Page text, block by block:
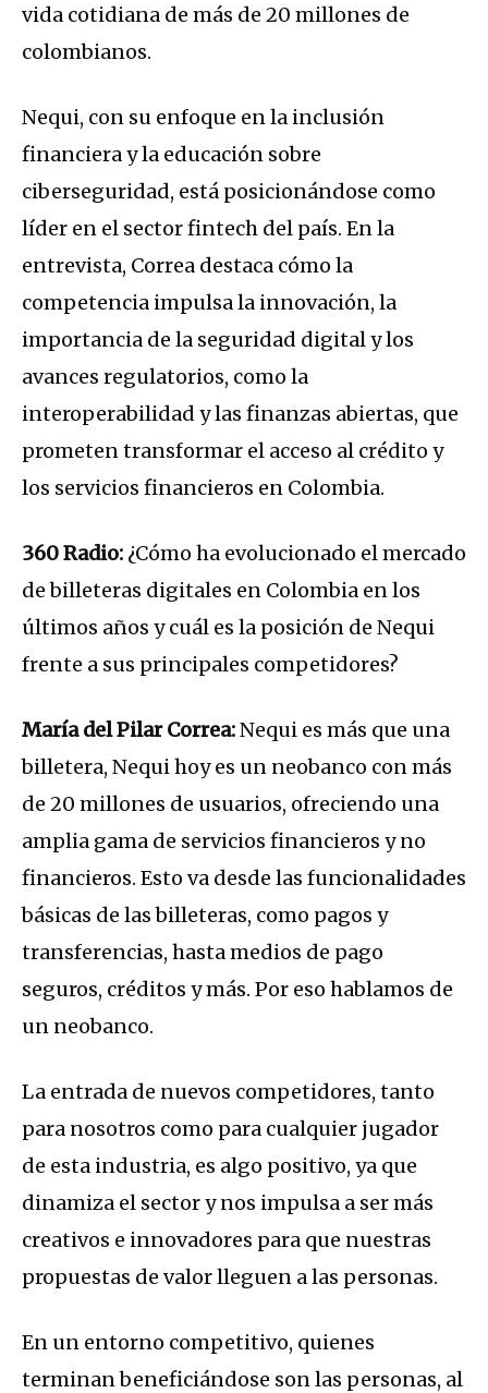
vida cotidiana de más de 20 millones de
colombianos.
Nequi, con su enfoque en la inclusión
financiera y la educación sobre
ciberseguridad, está posicionándose como
líder en el sector fintech del país. En la
entrevista, Correa destaca cómo la
competencia impulsa la innovación, la
importancia de la seguridad digital y los
avances regulatorios, como la
interoperabilidad y las finanzas abiertas, que
prometen transformar el acceso al crédito y
los servicios financieros en Colombia.
360 Radio: ¿Cómo ha evolucionado el mercado
de billeteras digitales en Colombia en los
últimos años y cuál es la posición de Nequi
frente a sus principales competidores?
María del Pilar Correa:Nequi es más que una
billetera, Nequi hoy es un neobanco con más
de 20 millones de usuarios, ofreciendo una
amplia gama de servicios financieros y no
financieros. Esto va desde las funcionalidades
básicas de las billeteras, como pagos y
transferencias, hasta medios de pago
seguros, créditos y más. Por eso hablamos de
un neobanco.
La entrada de nuevos competidores, tanto
para nosotros como para cualquier jugador
de esta industria, es algo positivo, ya que
dinamiza el sector y nos impulsa a ser más
creativos e innovadores para que nuestras
propuestas de valor lleguen a las personas.
En un entorno competitivo, quienes
terminan beneficiándose son las personas, al